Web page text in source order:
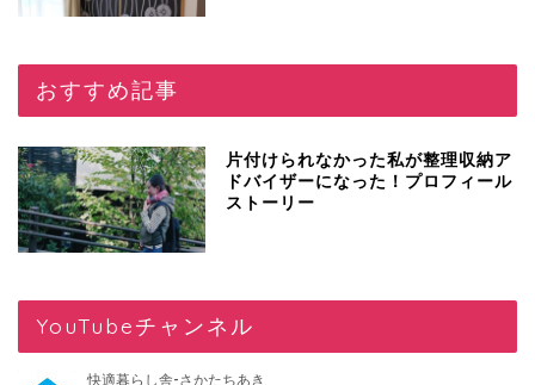
おすすめ記事
片付けられなかった私が整理収納ア
ドバイザーになった！プロフィール
ストーリー
YouTubeチャンネル